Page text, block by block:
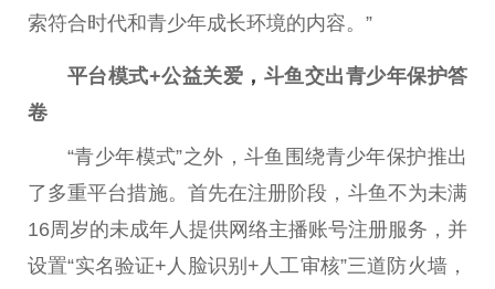
索符合时代和青少年成长环境的内容。”
平台模式+公益关爱 ， 斗鱼交出青少年保护答
卷
“青少年模式”之外，斗鱼围绕青少年保护推出
了多重平台措施。首先在注册阶段，斗鱼不为未满
16周岁的未成年人提供网络主播账号注册服务，并
设置“实名验证+人脸识别+人工审核”三道防火墙，